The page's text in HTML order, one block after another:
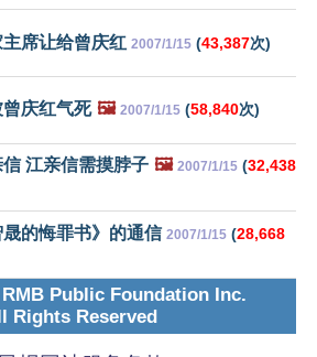
席让给曾庆红 2007/1/15 (43,387次)
庆红气死 🖼️ 2007/1/15 (58,840次)
江亲信需摸脖子 🖼️ 2007/1/15 (32,438
的悔罪书》的通信 2007/1/15 (28,668
Public Foundation Inc.
Rights Reserved